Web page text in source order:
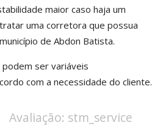
maior caso haja um
uma corretora que possua
de Abdon Batista.
ser variáveis
com a necessidade do cliente.
Avaliação: stm_service